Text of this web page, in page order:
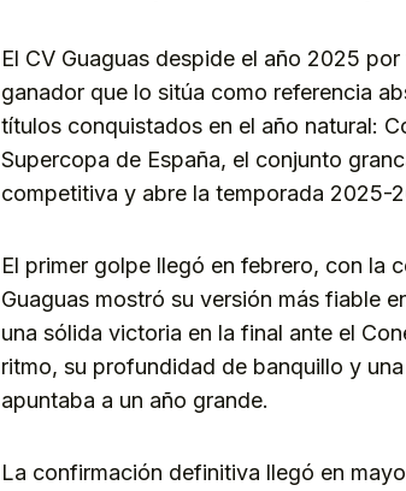
El CV Guaguas despide el año 2025
ganador que lo sitúa como referencia
títulos conquistados en el año natural:
Supercopa de España, el conjunto
competitiva y abre la temporada 2025-
El primer golpe llegó en febrero, con la
Guaguas mostró su versión más fiable
una sólida victoria en la final ante el
ritmo, su profundidad de banquillo y
apuntaba a un año grande.
La confirmación definitiva llegó en